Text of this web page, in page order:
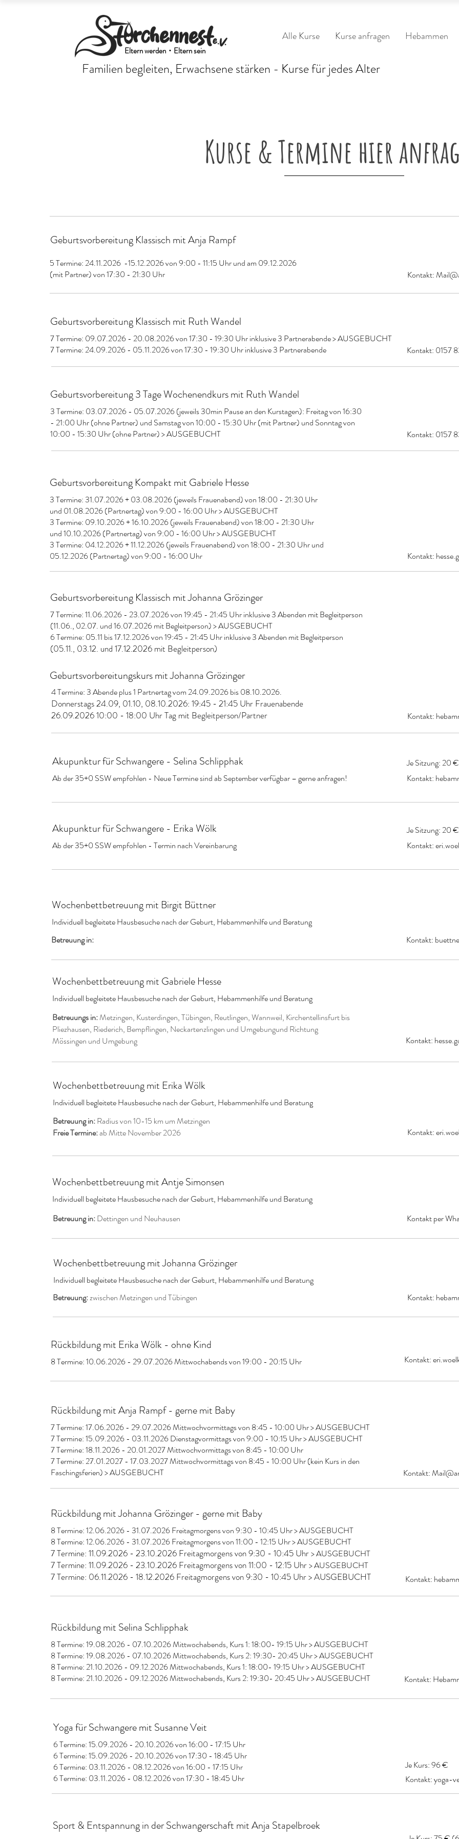
Eltern werden・Eltern sein
Alle Kurse Kurse anfragen Hebammen
Familien begleiten, Erwachsene stärken - Kurse für jedes Alter
Kurse & Termine hier
Geburtsvorbereitung Klassisch mit Anja Rampf
5 Termine: 24.11.2026 -15.12.2026 von 9:00 - 11:15 Uhr und am 09.12.2026
(mit Partner) von 17:30 - 21:30 Uhr
Kontakt:
Geburtsvorbereitung Klassisch mit Ruth Wandel
7 Termine: 09.07.2026 - 20.08.2026 von 17:30 - 19:30 Uhr inklusive 3 Partnerabende > AUSGEBUCHT
7 Termine: 24.09.2026 - 05.11.2026 von 17:30 - 19:30 Uhr inklusive 3 Partnerabende
Kontakt: 0157
Geburtsvorbereitung 3 Tage Wochenendkurs mit Ruth Wandel
3 Termine: 03.07.2026 - 05.07.2026 (jeweils 30min Pause an den Kurstagen): Freitag von 16:30
- 21:00 Uhr (ohne Partner) und Samstag von 10:00 - 15:30 Uhr (mit Partner) und Sonntag von
10:00 - 15:30 Uhr (ohne Partner) > AUSGEBUCHT
Kontakt: 0157
Geburtsvorbereitung Kompakt mit Gabriele Hesse
3 Termine: 31.07.2026 + 03.08.2026 (jeweils Frauenabend) von 18:00 - 21:30 Uhr
und 01.08.2026 (Partnertag) von 9:00 - 16:00 Uhr > AUSGEBUCHT
3 Termine: 09.10.2026 + 16.10.2026 (jeweils Frauenabend) von 18:00 - 21:30 Uhr
und 10.10.2026 (Partnertag) von 9:00 - 16:00 Uhr > AUSGEBUCHT
3 Termine: 04.12.2026 + 11.12.2026 (jeweils Frauenabend) von 18:00 - 21:30 Uhr und
05.12.2026 (Partnertag) von 9:00 - 16:00 Uhr
Kontakt:
Geburtsvorbereitung Klassisch mit Johanna Grözinger
7 Termine: 11.06.2026 - 23.07.2026 von 19:45 - 21:45 Uhr inklusive 3 Abenden mit Begleitperson
(11.06., 02.07. und 16.07.2026 mit Begleitperson) > AUSGEBUCHT
6 Termine: 05.11 bis 17.12.2026 von 19:45 - 21:45 Uhr inklusive 3 Abenden mit Begleitperson
(05.11., 03.12. und 17.12.2026 mit Begleitperson)
Kontakt:
Geburtsvorbereitungskurs mit Johanna Grözinger
4 Termine: 3 Abende plus 1 Partnertag vom 24.09.2026 bis 08.10.2026.
Donnerstags 24.09, 01.10, 08.10.2026: 19:45 - 21:45 Uhr Frauenabende
26.09.2026 10:00 - 18:00 Uhr Tag mit Begleitperson/Partner
Akupunktur für Schwangere - Selina Schlipphak
Ab der 35+0 SSW empfohlen - Neue Termine sind ab September verfügbar – gerne anfragen!
Je Sitzung: 20 €
Kontakt:
Akupunktur für Schwangere - Erika Wölk
Ab der 35+0 SSW empfohlen - Termin nach Vereinbarung
Je Sitzung: 20 €
Kontakt:
Wochenbettbetreuung mit Birgit Büttner
Individuell begleitete Hausbesuche nach der Geburt, Hebammenhilfe und Beratung
Betreuung in:
Kontakt:
Wochenbettbetreuung mit Gabriele Hesse
Individuell begleitete Hausbesuche nach der Geburt, Hebammenhilfe und Beratung
Betreuungs in:Metzingen, Kusterdingen, Tübingen, Reutlingen, Wannweil, Kirchentellinsfurt bis
Pliezhausen, Riederich, Bempflingen, Neckartenzlingen und Umgebungund Richtung
Mössingen und Umgebung
Kontakt:
Wochenbettbetreuung mit Erika Wölk
Individuell begleitete Hausbesuche nach der Geburt, Hebammenhilfe und Beratung
Betreuung in:Radius von 10-15 km um Metzingen
Freie Termine:ab Mitte November 2026 Kontakt:
Wochenbettbetreuung mit Antje Simonsen
Individuell begleitete Hausbesuche nach der Geburt, Hebammenhilfe und Beratung
Betreuung in:Dettingen und Neuhausen Kontakt per
Wochenbettbetreuung mit Johanna Grözinger
Individuell begleitete Hausbesuche nach der Geburt, Hebammenhilfe und Beratung
Betreuung:zwischen Metzingen und Tübingen Kontakt:
Rückbildung mit Erika Wölk - ohne Kind
8 Termine: 10.06.2026 - 29.07.2026 Mittwochabends von 19:00 - 20:15 Uhr Kontakt:
Rückbildung mit Anja Rampf - gerne mit Baby
7 Termine: 17.06.2026 - 29.07.2026 Mittwochvormittags von 8:45 - 10:00 Uhr > AUSGEBUCHT
7 Termine: 15.09.2026 - 03.11.2026 Dienstagvormittags von 9:00 - 10:15 Uhr > AUSGEBUCHT
7 Termine: 18.11.2026 - 20.01.2027 Mittwochvormittags von 8:45 - 10:00 Uhr
7 Termine: 27.01.2027 - 17.03.2027 Mittwochvormittags von 8:45 - 10:00 Uhr (kein Kurs in den
Faschingsferien) > AUSGEBUCHT
Kontakt:
Rückbildung mit Johanna Grözinger - gerne mit Baby
8 Termine: 12.06.2026 - 31.07.2026 Freitagmorgens von 9:30 - 10:45 Uhr > AUSGEBUCHT
8 Termine: 12.06.2026 - 31.07.2026 Freitagmorgens von 11:00 - 12:15 Uhr > AUSGEBUCHT
7 Termine: 11.09.2026 - 23.10.2026 Freitagmorgens von 9:30 - 10:45 Uhr> AUSGEBUCHT
7 Termine: 11.09.2026 - 23.10.2026 Freitagmorgens von 11:00 - 12:15 Uhr> AUSGEBUCHT
7 Termine: 06.11.2026 - 18.12.2026 Freitagmorgens von 9:30 - 10:45 Uhr > AUSGEBUCHT Kontakt:
Rückbildung mit Selina Schlipphak
8 Termine: 19.08.2026 - 07.10.2026 Mittwochabends, Kurs 1: 18:00- 19:15 Uhr > AUSGEBUCHT
8 Termine: 19.08.2026 - 07.10.2026 Mittwochabends, Kurs 2: 19:30- 20:45 Uhr > AUSGEBUCHT
8 Termine: 21.10.2026 - 09.12.2026 Mittwochabends, Kurs 1: 18:00- 19:15 Uhr > AUSGEBUCHT
8 Termine: 21.10.2026 - 09.12.2026 Mittwochabends, Kurs 2: 19:30- 20:45 Uhr > AUSGEBUCHT
Kontakt:
Yoga für Schwangere mit Susanne Veit
6 Termine: 15.09.2026 - 20.10.2026 von 16:00 - 17:15 Uhr
6 Termine: 15.09.2026 - 20.10.2026 von 17:30 - 18:45 Uhr
6 Termine: 03.11.2026 - 08.12.2026 von 16:00 - 17:15 Uhr
6 Termine: 03.11.2026 - 08.12.2026 von 17:30 - 18:45 Uhr
Je Kurs: 96 €
Kontakt:yoga-
Sport & Entspannung in der Schwangerschaft mit Anja Stapelbroek